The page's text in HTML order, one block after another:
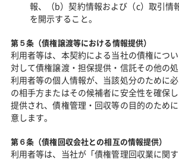
報、（b）契約情報および（c）取引情
を開示すること。
第５条（債権譲渡等における情報提供）
利用者等は、本契約による当社の債権につ
対して債権譲渡・担保提供・信託その他の処
利用者等の個人情報が、当該処分のために
の相手方またはその候補者に安全性を確保
提供され、債権管理・回収等の目的のため
意します。
第６条（債権回収会社との相互の情報提供）
利用者等は、当社が「債権管理回収業に関